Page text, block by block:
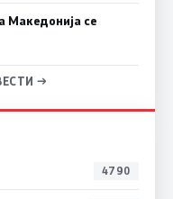
Македонија се
→
4790